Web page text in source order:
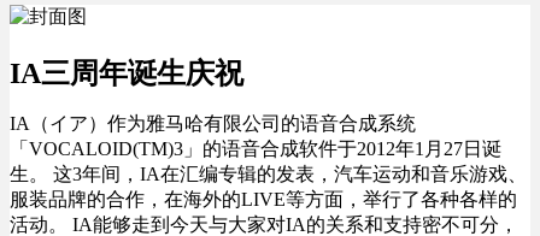
IA三周年诞生庆祝
IA（イア）作为雅马哈有限公司 的语音合成系统
「VOCALOID(TM)3」 的语音合成软件于2012年1月27日诞
生。
这3年间， IA在汇编专辑的发表 ，汽车运动和音乐游戏
服装品牌的合作 ，在海外的LIVE等方面，举行了各种各样的
活动。
IA能够走到今天与大家对IA的关系和支持密不可分，